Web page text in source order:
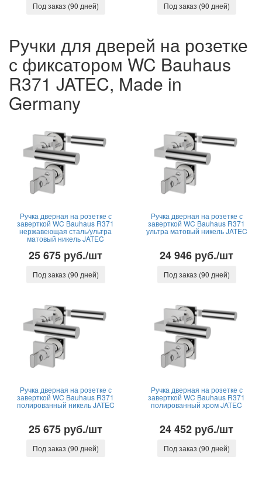
Под заказ (90 дней) Под заказ (90 дней)
Ручки для дверей на розетке
с фиксатором WC Bauhaus
R371 JATEC, Made in
Germany
Ручка дверная на розетке с
заверткой WC Bauhaus R371
нержавеющая сталь/ультра
матовый никель JATEC
25 675 руб./шт
Под заказ (90 дней)
Ручка дверная на розетке с
заверткой WC Bauhaus R371
ультра матовый никель JATEC
24 946 руб./шт
Под заказ (90 дней)
Ручка дверная на розетке с
заверткой WC Bauhaus R371
полированный никель JATEC
25 675 руб./шт
Под заказ (90 дней)
Ручка дверная на розетке с
заверткой WC Bauhaus R371
полированный хром JATEC
24 452 руб./шт
Под заказ (90 дней)